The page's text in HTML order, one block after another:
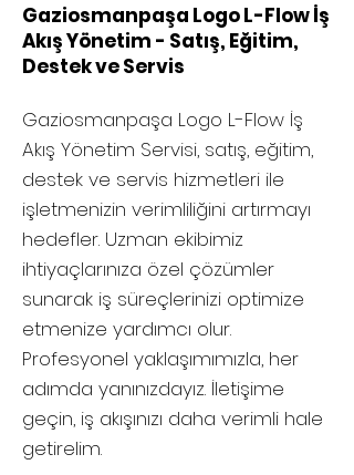
Gaziosmanpaşa Logo L-Flow İş
Akış Yönetim - Satış, Eğitim,
Destek ve Servis
Gaziosmanpaşa Logo L-Flow İş
Akış Yönetim Servisi, satış, eğitim,
destek ve servis hizmetleri ile
işletmenizin verimliliğini artırmayı
hedefler. Uzman ekibimiz
ihtiyaçlarınıza özel çözümler
sunarak iş süreçlerinizi optimize
etmenize yardımcı olur.
Profesyonel yaklaşımımızla, her
adımda yanınızdayız. İletişime
geçin, iş akışınızı daha verimli hale
getirelim.